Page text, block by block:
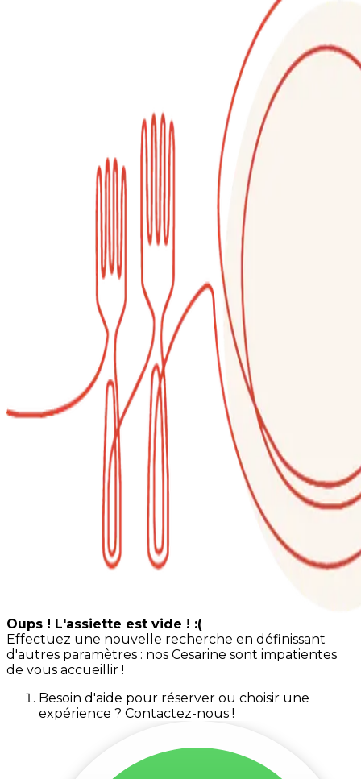
Oups ! L'assiette est vide ! :(
Effectuez une nouvelle recherche en définissant
d'autres paramètres : nos Cesarine sont impatientes
de vous accueillir !
Besoin d'aide pour réserver ou choisir une
expérience ? Contactez-nous !